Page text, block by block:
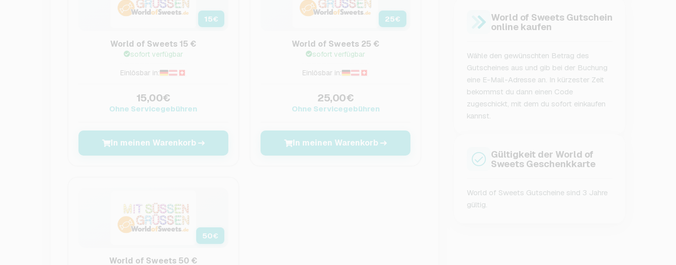
15€
World of Sweets 15 €
sofort verfügbar
Einlösbar in:
15,00€
Ohne Servicegebühren
In meinen Warenkorb
25€
World of Sweets 25 €
sofort verfügbar
Einlösbar in:
25,00€
Ohne Servicegebühren
In meinen Warenkorb
50€
World of Sweets 50 €
World of Sweets Gutschein
online kaufen
Wähle den gewünschten Betrag des
Gutscheines aus und gib bei der Buchung
eine E-Mail-Adresse an. In kürzester Zeit
bekommst du dann einen Code
zugeschickt, mit dem du sofort einkaufen
kannst.
Gültigkeit der World of
Sweets Geschenkkarte
World of Sweets Gutscheine sind 3 Jahre
gültig.